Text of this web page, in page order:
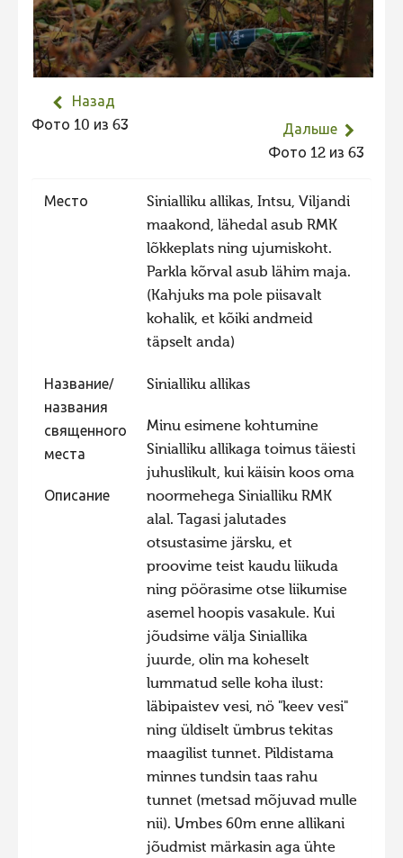
Не учитываются 2023
Видео 2023
Фотоконкурс 2022
Не учитываются 2022
Видео 2021
Фотоконкурс 2019
Фотоконкурс 2018
Фотоконкурс 2015
Фотоконкурс 2014
Фотоконкурс 2013
Фотоконкурс 2012
Фотоконкурс 2010
Фотоконкурс 2009
Назад
Фото 10 из 63
Дальше
Фото 12 из 63
Место
Sinialliku allikas, Intsu, Viljandi
maakond, lähedal asub RMK
lõkkeplats ning ujumiskoht.
Parkla kõrval asub lähim maja.
(Kahjuks ma pole piisavalt
kohalik, et kõiki andmeid
täpselt anda)
Название/
названия
священного
места
Sinialliku allikas
Описание
Minu esimene kohtumine
Sinialliku allikaga toimus täiesti
juhuslikult, kui käisin koos oma
noormehega Sinialliku RMK
alal. Tagasi jalutades
otsustasime järsku, et
proovime teist kaudu liikuda
ning pöörasime otse liikumise
asemel hoopis vasakule. Kui
jõudsime välja Siniallika
juurde, olin ma koheselt
lummatud selle koha ilust:
läbipaistev vesi, nö "keev vesi"
ning üldiselt ümbrus tekitas
maagilist tunnet. Pildistama
minnes tundsin taas rahu
tunnet (metsad mõjuvad mulle
nii). Umbes 60m enne allikani
jõudmist märkasin aga ühte